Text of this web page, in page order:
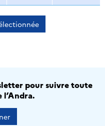
pour suivre toute
l’Andra.